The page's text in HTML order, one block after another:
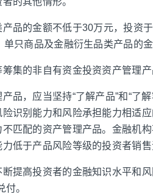
品的金额不低于30万元，投资
只商品及金融衍生品类产品的
集的非自有资金投资资产管理产
品，应当坚持“了解产品”和“了
识别能力和风险承担能力相适
匹配的资产管理产品。金融机
低于产品风险等级的投资者销售
提高投资者的金融知识水平和
。